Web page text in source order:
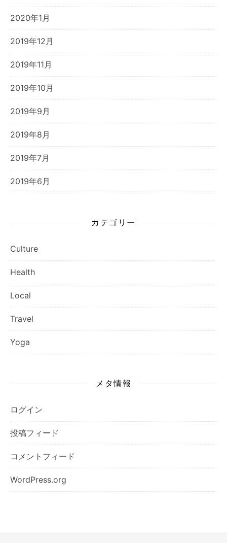
2020年1月
2019年12月
2019年11月
2019年10月
2019年9月
2019年8月
2019年7月
2019年6月
カテゴリー
Culture
Health
Local
Travel
Yoga
メタ情報
ログイン
投稿フィード
コメントフィード
WordPress.org